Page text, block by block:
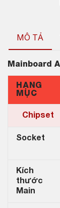
MÔ TẢ
Mainboard
HẠNG
MỤC
Chipset
Socket
Kích
thước
Main